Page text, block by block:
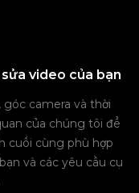
video của bạn
camera và thời
của chúng tôi để
cuối cùng phù hợp
và các yêu cầu cụ